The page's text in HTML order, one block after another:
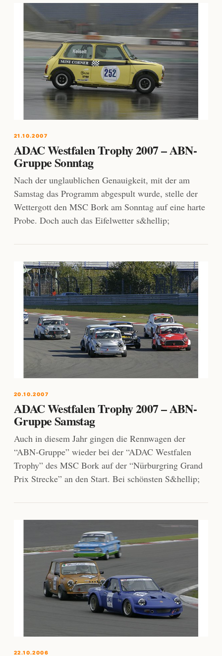
21.10.2007
ADAC Westfalen Trophy 2007 – ABN-
Gruppe Sonntag
Nach der unglaublichen Genauigkeit, mit der am
Samstag das Programm abgespult wurde, stelle der
Wettergott den MSC Bork am Sonntag auf eine harte
Probe. Doch auch das Eifelwetter s&hellip;
20.10.2007
ADAC Westfalen Trophy 2007 – ABN-
Gruppe Samstag
Auch in diesem Jahr gingen die Rennwagen der
“ABN-Gruppe” wieder bei der “ADAC Westfalen
Trophy” des MSC Bork auf der “Nürburgring Grand
Prix Strecke” an den Start. Bei schönsten S&hellip;
22.10.2006